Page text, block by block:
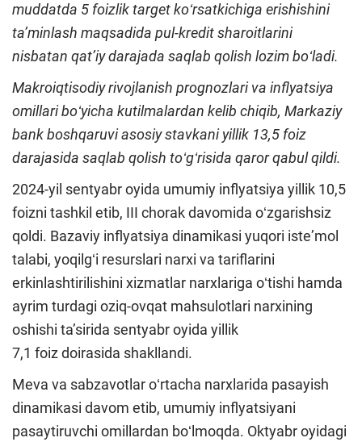
muddatda 5 foizlik target koʻrsatkichiga erishishini
taʼminlash maqsadida pul-kredit sharoitlarini
nisbatan qatʼiy darajada saqlab qolish lozim boʻladi.
Makroiqtisodiy rivojlanish prognozlari va inflyatsiya
omillari boʻyicha kutilmalardan kelib chiqib, Markaziy
bank boshqaruvi asosiy stavkani yillik 13,5 foiz
darajasida saqlab qolish toʻgʻrisida qaror qabul qildi.
2024-yil sentyabr oyida umumiy inflyatsiya yillik 10,5
foizni tashkil etib, III chorak davomida oʻzgarishsiz
qoldi. Bazaviy inflyatsiya dinamikasi yuqori isteʼmol
talabi, yoqilgʻi resurslari narxi va tariflarini
erkinlashtirilishini xizmatlar narxlariga oʻtishi hamda
ayrim turdagi oziq-ovqat mahsulotlari narxining
oshishi taʼsirida sentyabr oyida yillik
7,1 foiz doirasida shakllandi.
Meva va sabzavotlar oʻrtacha narxlarida pasayish
dinamikasi davom etib, umumiy inflyatsiyani
pasaytiruvchi omillardan boʻlmoqda. Oktyabr oyidagi